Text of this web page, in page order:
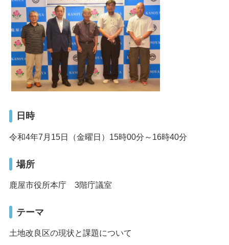
日時
令和4年7月15日（金曜日）15時00分～16時40分
場所
鹿屋市役所本庁 3階庁議室
テーマ
土地改良区の現状と課題について